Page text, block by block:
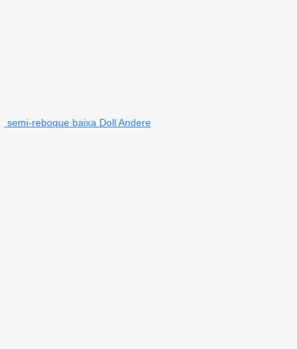
semi-reboque baixa Doll Andere